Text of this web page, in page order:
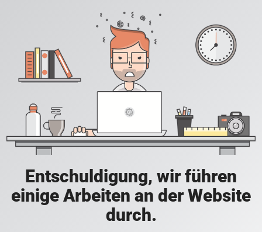
Entschuldigung, wir führen
einige Arbeiten an der Website
durch.